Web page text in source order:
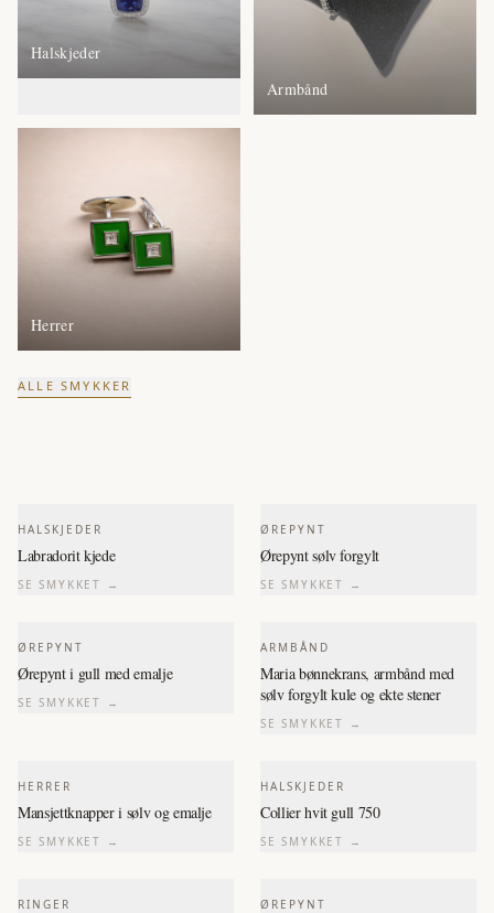
Halskjeder
Armbånd
Herrer
ALLE SMYKKER
HALSKJEDER
Labradorit kjede
SE SMYKKET →
ØREPYNT
Ørepynt sølv forgylt
SE SMYKKET →
ØREPYNT
Ørepynt i gull med emalje
SE SMYKKET →
ARMBÅND
Maria bønnekrans, armbånd med
sølv forgylt kule og ekte stener
SE SMYKKET →
HERRER
Mansjettknapper i sølv og emalje
SE SMYKKET →
HALSKJEDER
Collier hvit gull 750
SE SMYKKET →
RINGER ØREPYNT